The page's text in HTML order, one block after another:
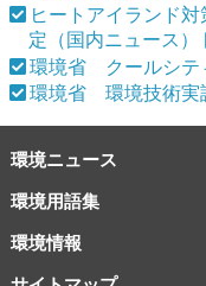
ヒートアイランド
定（国内ニュース）
環境省 クールシテ
環境省 環境技術実
環境ニュース
環境用語集
環境情報